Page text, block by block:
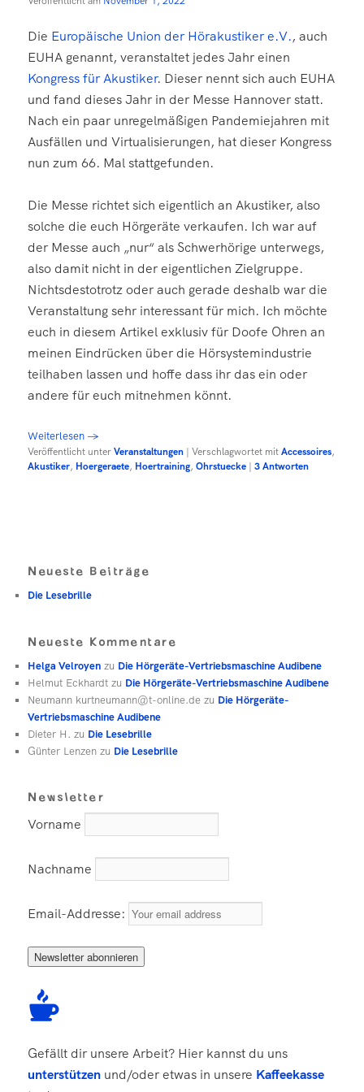
Die Europäische Union der Hörakustiker e.V., auch
EUHA genannt, veranstaltet jedes Jahr einen
Kongress für Akustiker. Dieser nennt sich auch EUHA
und fand dieses Jahr in der Messe Hannover statt.
Nach ein paar unregelmäßigen Pandemiejahren mit
Ausfällen und Virtualisierungen, hat dieser Kongress
nun zum 66. Mal stattgefunden.
Die Messe richtet sich eigentlich an Akustiker, also
solche die euch Hörgeräte verkaufen. Ich war auf
der Messe auch „nur“ als Schwerhörige unterwegs,
also damit nicht in der eigentlichen Zielgruppe.
Nichtsdestotrotz oder auch gerade deshalb war die
Veranstaltung sehr interessant für mich. Ich möchte
euch in diesem Artikel exklusiv für Doofe Ohren an
meinen Eindrücken über die Hörsystemindustrie
teilhaben lassen und hoffe dass ihr das ein oder
andere für euch mitnehmen könnt.
Weiterlesen→
Veröffentlicht unterVeranstaltungen |Verschlagwortet mitAccessoires,
Akustiker, Hoergeraete, Hoertraining,Ohrstuecke |3Antworten
Neueste Beiträge
Die Lesebrille
Neueste Kommentare
Helga Velroyen zu Die Hörgeräte-Vertriebsmaschine Audibene
Helmut Eckhardt zu Die Hörgeräte-Vertriebsmaschine Audibene
Neumann kurtneumann@t-online.de zu Die Hörgeräte-
Vertriebsmaschine Audibene
Dieter H. zu Die Lesebrille
Günter Lenzen zu Die Lesebrille
Newsletter
Vorname
Nachname
Email-Addresse:
Gefällt dir unsere Arbeit? Hier kannst du uns
unterstützen und/oder etwas in unsere Kaffeekasse